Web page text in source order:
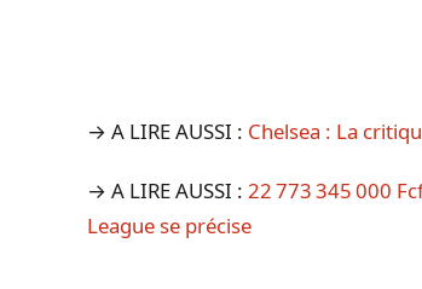
→ A LIRE AUSSI : Chelsea : La
→ A LIRE AUSSI : 22 773 345 000
League se précise